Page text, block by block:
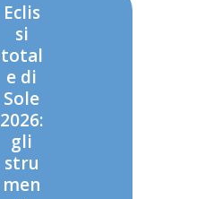
Eclis
si
total
e di
Sole
2026:
gli
stru
men